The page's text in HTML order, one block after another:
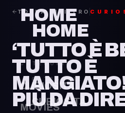
HOME
CATEGORIE
CURIOSITÀ
MOVIES
HOME
CATEGORIE
CURIOSITÀ
TORNA INDIETRO
‘TUTTO È
TUTTO È
PIÙ DA